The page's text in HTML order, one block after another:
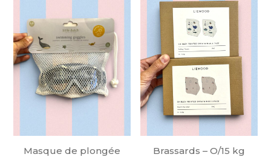
Masque de plongée Brassards – O/15 kg